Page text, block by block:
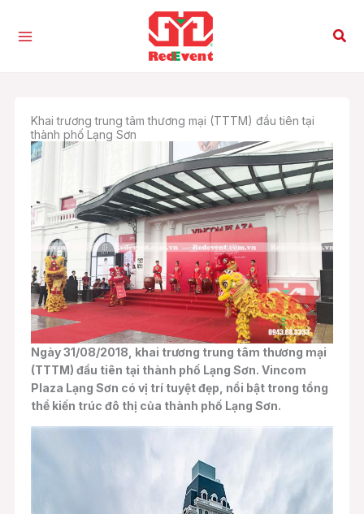
Tìm
Khai trương trung tâm thương mại (TTTM) đầu tiên tại
thành phố Lạng Sơn
Ngày 31/08/2018, khai trương trung tâm thương mại
(TTTM) đầu tiên tại thành phố Lạng Sơn. Vincom
Plaza Lạng Sơn có vị trí tuyệt đẹp, nổi bật trong tổng
thể kiến trúc đô thị của thành phố Lạng Sơn.